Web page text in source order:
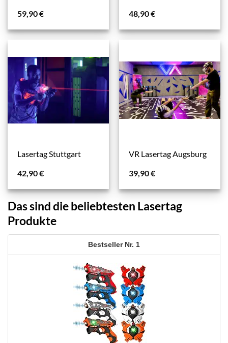
59,90€
48,90€
Lasertag Stuttgart
42,90€
VR Lasertag Augsburg
39,90€
Das sind die beliebtesten Lasertag
Produkte
1